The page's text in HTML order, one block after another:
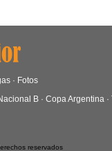
· Fotos
B · Copa Argentina ·
reservados